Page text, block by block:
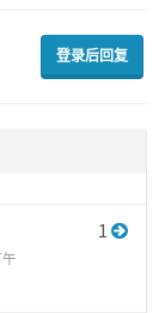
登录后回复
1